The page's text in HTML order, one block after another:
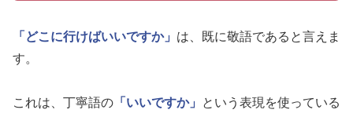
「どこに行けばいいですか」 は、既に敬語であると言えま
す。
これは、丁寧語の 「いいですか」
という表現を使っている